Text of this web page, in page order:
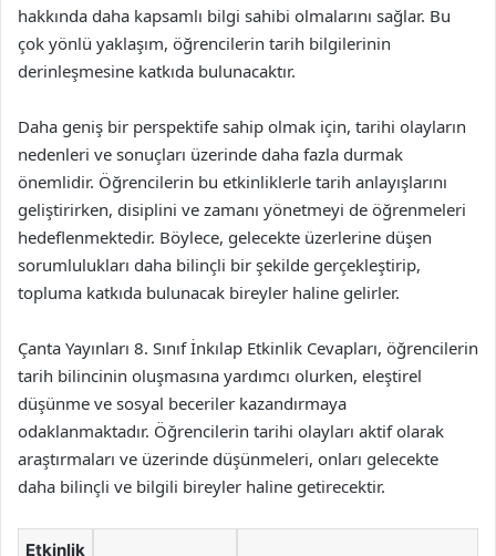
hakkında daha kapsamlı bilgi sahibi olmalarını sağlar. Bu
çok yönlü yaklaşım, öğrencilerin tarih bilgilerinin
derinleşmesine katkıda bulunacaktır.
Daha geniş bir perspektife sahip olmak için, tarihi olayların
nedenleri ve sonuçları üzerinde daha fazla durmak
önemlidir. Öğrencilerin bu etkinliklerle tarih anlayışlarını
geliştirirken, disiplini ve zamanı yönetmeyi de öğrenmeleri
hedeflenmektedir. Böylece, gelecekte üzerlerine düşen
sorumlulukları daha bilinçli bir şekilde gerçekleştirip,
topluma katkıda bulunacak bireyler haline gelirler.
Çanta Yayınları 8. Sınıf İnkılap Etkinlik Cevapları, öğrencilerin
tarih bilincinin oluşmasına yardımcı olurken, eleştirel
düşünme ve sosyal beceriler kazandırmaya
odaklanmaktadır. Öğrencilerin tarihi olayları aktif olarak
araştırmaları ve üzerinde düşünmeleri, onları gelecekte
daha bilinçli ve bilgili bireyler haline getirecektir.
Etkinlik